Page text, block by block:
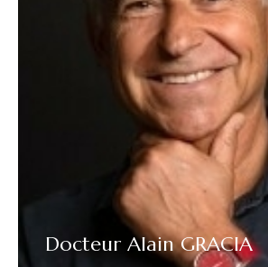
Docteur Alain GRACIA